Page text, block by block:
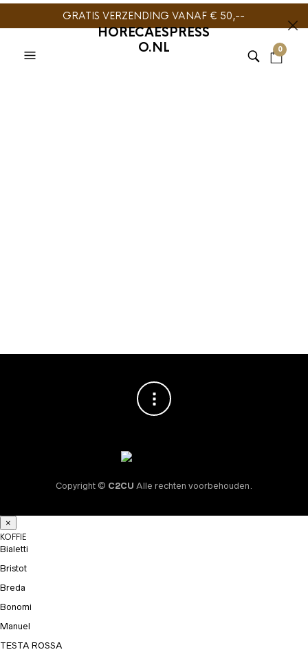
GRATIS VERZENDING VANAF € 50,--
HORECAESPRESS
O.NL
0
Copyright © C2CU Alle rechten voorbehouden.
×
KOFFIE
Bialetti
Bristot
Breda
Bonomi
Manuel
TESTA ROSSA